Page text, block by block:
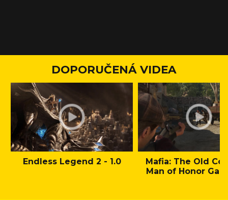
DOPORUČENÁ VIDEA
Endless Legend 2 - 1.0
Mafia: The Old
Man of Honor